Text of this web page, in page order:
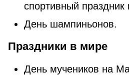
спортивный праздник
День шампиньонов.
Праздники в мире
День мучеников на